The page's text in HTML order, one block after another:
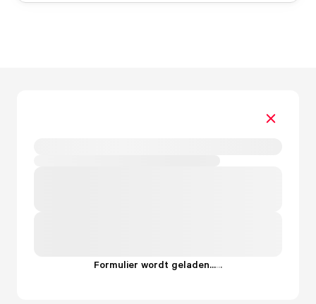
Formulier wordt geladen......